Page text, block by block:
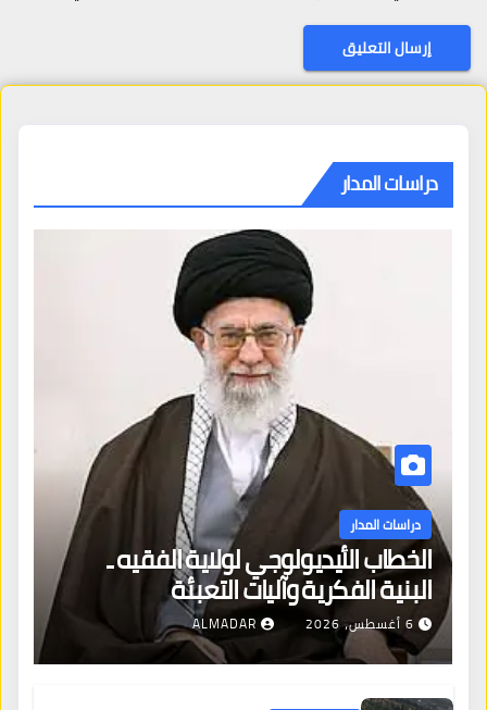
دراسات المدار
دراسات المدار
الخطاب الأيديولوجي لولاية الفقيه ـ
البنية الفكرية وآليات التعبئة
6 أغسطس، 2026 ALMADAR